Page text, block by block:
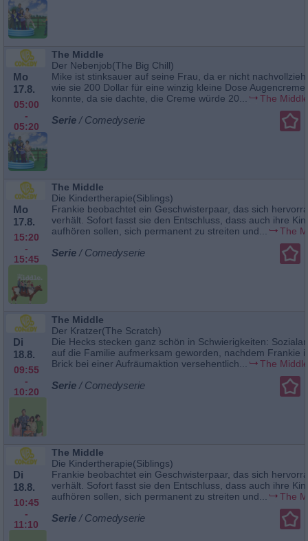
Mo
17.8.
05:00
-
05:20
The Middle
Der Nebenjob(The Big Chill)
Mike ist stinksauer auf seine Frau, da er nicht
wie sie 200 Dollar für eine winzig kleine Dose
konnte, da sie dachte, die Creme würde 20...
The Middle
Serie / Comedyserie
Mo
17.8.
15:20
-
15:45
The Middle
Die Kindertherapie(Siblings)
Frankie beobachtet ein Geschwisterpaar, das sich
verhält. Sofort fasst sie den Entschluss, dass auch ihre
aufhören sollen, sich permanent zu streiten und...
The
Serie / Comedyserie
Di
18.8.
09:55
-
10:20
The Middle
Der Kratzer(The Scratch)
Die Hecks stecken ganz schön in Schwierigkeiten:
auf die Familie aufmerksam geworden, nachdem Frankie
Brick bei einer Aufräumaktion versehentlich...
The Middle
Serie / Comedyserie
Di
18.8.
10:45
-
11:10
The Middle
Die Kindertherapie(Siblings)
Frankie beobachtet ein Geschwisterpaar, das sich
verhält. Sofort fasst sie den Entschluss, dass auch ihre
aufhören sollen, sich permanent zu streiten und...
The
Serie / Comedyserie